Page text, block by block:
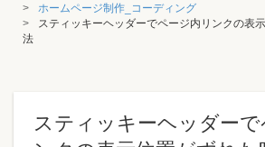
ホームページ制作_コーディング
スティッキーヘッダーでページ内リンクの表
法
スティッキーヘッダーで